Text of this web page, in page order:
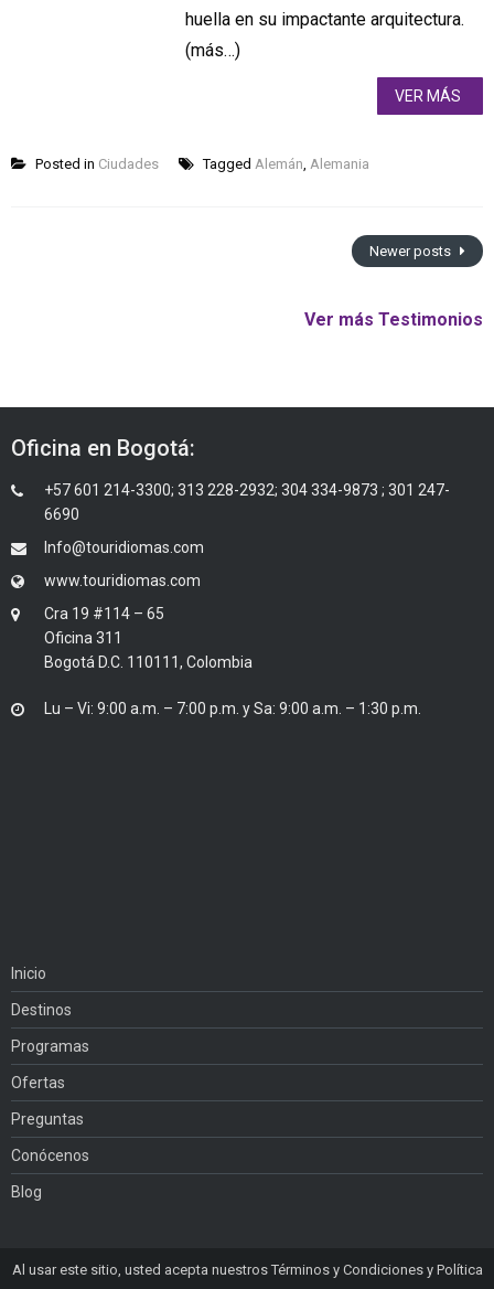
huella en su impactante arquitectura.
(más…)
VER MÁS
Posted in Ciudades Tagged Alemán, Alemania
Newer posts
Ver más Testimonios
Oficina en Bogotá:
+57 601 214-3300; 313 228-2932; 304 334-9873 ; 301 247-
6690
Info@touridiomas.com
www.touridiomas.com
Cra 19 #114 – 65
Oficina 311
Bogotá D.C. 110111, Colombia
Lu – Vi: 9:00 a.m. – 7:00 p.m. y Sa: 9:00 a.m. – 1:30 p.m.
Inicio
Destinos
Programas
Ofertas
Preguntas
Conócenos
Blog
Al usar este sitio, usted acepta nuestros Términos y Condiciones y Política